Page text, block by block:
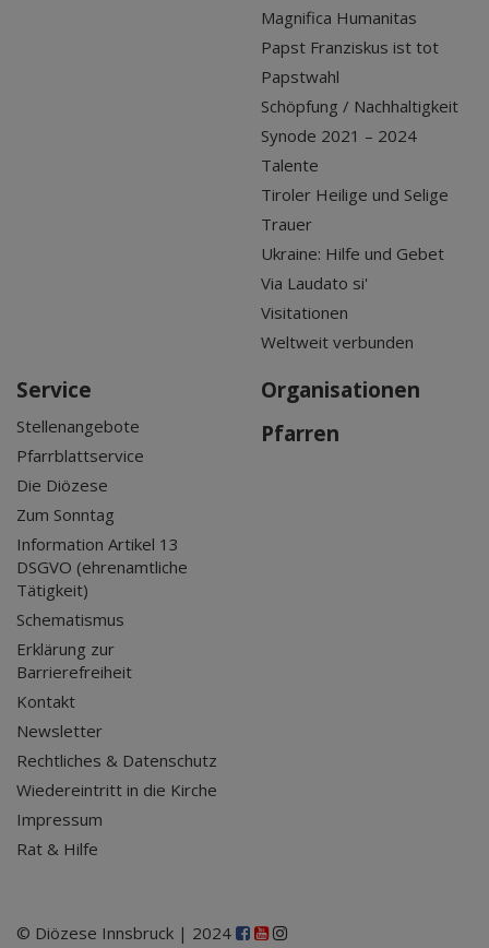
Magnifica Humanitas
Papst Franziskus ist tot
Papstwahl
Schöpfung / Nachhaltigkeit
Synode 2021 – 2024
Talente
Tiroler Heilige und Selige
Trauer
Ukraine: Hilfe und Gebet
Via Laudato si'
Visitationen
Weltweit verbunden
Service
Stellenangebote
Pfarrblattservice
Die Diözese
Zum Sonntag
Information Artikel 13
DSGVO (ehrenamtliche
Tätigkeit)
Schematismus
Erklärung zur
Barrierefreiheit
Kontakt
Newsletter
Rechtliches & Datenschutz
Wiedereintritt in die Kirche
Impressum
Rat & Hilfe
Organisationen
Pfarren
© Diözese Innsbruck | 2024